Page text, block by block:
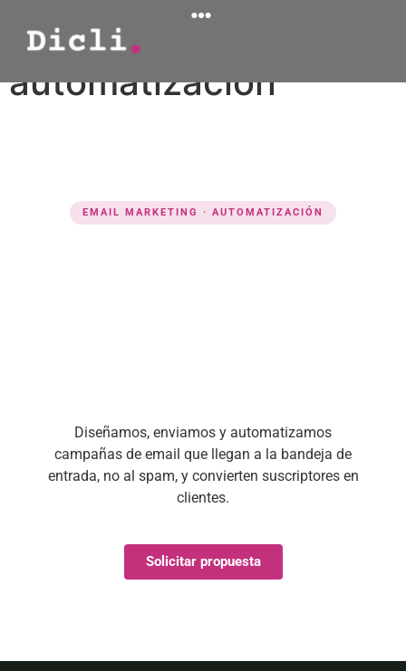
Email Marketing y
automatización
EMAIL MARKETING · AUTOMATIZACIÓN
Diseñamos, enviamos y automatizamos
campañas de email que llegan a la bandeja de
entrada, no al spam, y convierten suscriptores en
clientes.
Solicitar propuesta